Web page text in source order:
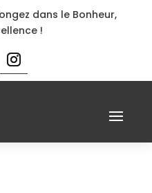
dans le Bonheur,
!